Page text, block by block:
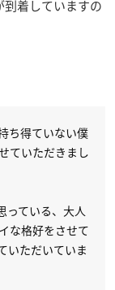
着していますの
ち得ていない僕
ていただきまし
っている、大人
な格好をさせて
いただいていま